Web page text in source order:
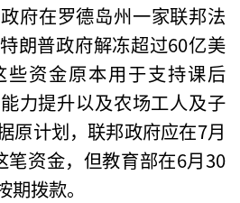
府在罗德岛州一家联邦法
朗普政府解冻超过60亿美
些资金原本用于支持课后
力提升以及农场工人及子
原计划，联邦政府应在7月
笔资金，但教育部在6月30
拨款。